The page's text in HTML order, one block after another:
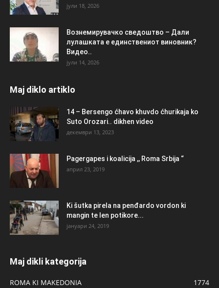
јули 18, 2026
Вознемирувачко сведоштво – Дали
лулашката е единствениот виновник?
Видео..
јули 14, 2026
Maj diklo artiklo
14 – Bersengo ćhavo khuvdo ćhurikaja ko
Suto Orozari.. dikhen video
декември 13, 2023
Pagergapes i koalicija ,, Roma Srbija “
април 23, 2019
Ki šutka pirela na penđardo vordon ki
mangin te len potikore...
јануари 24, 2019
Maj dikli kategorija
ROMA KI MAKEDONIA
1774